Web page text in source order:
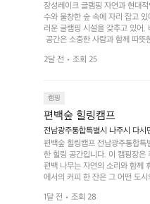
장성레이크 글램핑 자연과 현대
수와 울창한 숲 속에 자리 잡고
러운 글램핑 시설을 갖추고 있어
공간은 소중한 사람과 함께 따뜻
액티비티를 즐기기에 그야말로
하는 시간이 될 것입니다. 특히
사람들과 함께하세요. 당신의
도: ★★★★★
2달 전 조회 25
캠핑
편백숲 힐링캠프
전남광주통합특별시 나주시 다
편백숲 힐링캠프 전남광주통합
한 힐링 공간입니다. 이 캠핑장은
편백 나무는 자연의 소리와 함께
에서의 커피 한 잔은 그 어떤 도
론 친구나 연인과 함께 더욱 기
기회도 많은데, 자전거를 타거나
1달 전 조회 28